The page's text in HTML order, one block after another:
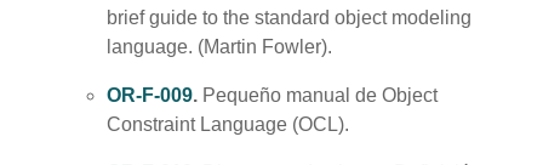
brief guide to the standard object modeling
language. (Martin Fowler).
OR-F-009. Pequeño manual de Object
Constraint Language (OCL).